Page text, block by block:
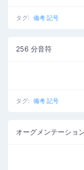
タグ: 備考 記号
256 分音符
タグ: 備考 記号
オーグメンテーショ